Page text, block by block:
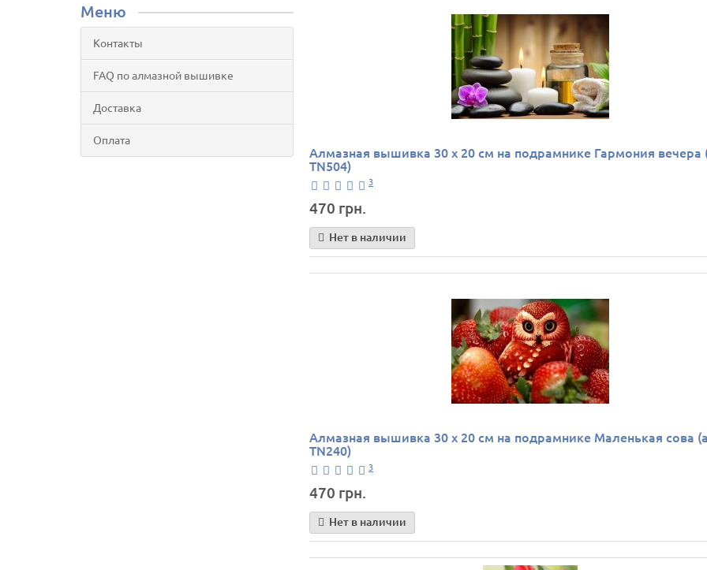
Меню
Контакты
FAQ по алмазной вышивке
Доставка
Оплата
Алмазная вышивка 30 х 20 см на подрамнике Гармония вечера
TN504)
3
470 грн.
Нет в наличии
Алмазная вышивка 30 х 20 см на подрамнике Маленькая сова
TN240)
3
470 грн.
Нет в наличии